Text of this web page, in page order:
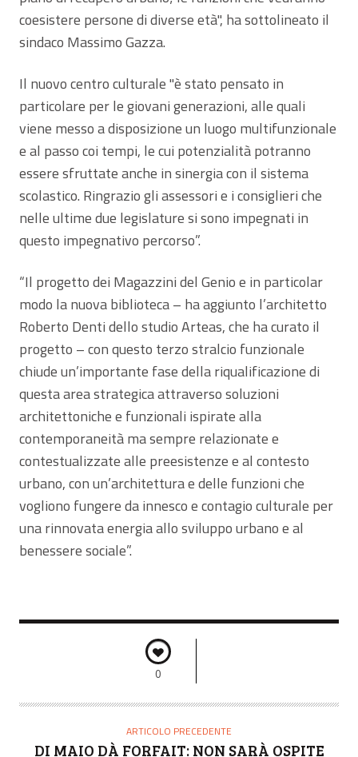
coesistere persone di diverse età", ha sottolineato il
sindaco Massimo Gazza.
Il nuovo centro culturale "è stato pensato in
particolare per le giovani generazioni, alle quali
viene messo a disposizione un luogo multifunzionale
e al passo coi tempi, le cui potenzialità potranno
essere sfruttate anche in sinergia con il sistema
scolastico. Ringrazio gli assessori e i consiglieri che
nelle ultime due legislature si sono impegnati in
questo impegnativo percorso”.
“Il progetto dei Magazzini del Genio e in particolar
modo la nuova biblioteca – ha aggiunto l’architetto
Roberto Denti dello studio Arteas, che ha curato il
progetto – con questo terzo stralcio funzionale
chiude un’importante fase della riqualificazione di
questa area strategica attraverso soluzioni
architettoniche e funzionali ispirate alla
contemporaneità ma sempre relazionate e
contestualizzate alle preesistenze e al contesto
urbano, con un’architettura e delle funzioni che
vogliono fungere da innesco e contagio culturale per
una rinnovata energia allo sviluppo urbano e al
benessere sociale”.
0
ARTICOLO PRECEDENTE
DI MAIO DÀ FORFAIT: NON SARÀ OSPITE